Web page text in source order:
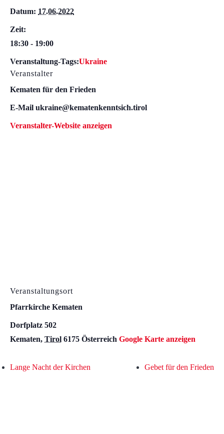
Datum: 17.06.2022
Zeit:
18:30 - 19:00
Veranstaltung-Tags:Ukraine
Veranstalter
Kematen für den Frieden
E-Mail ukraine@kematenkenntsich.tirol
Veranstalter-Website anzeigen
Veranstaltungsort
Pfarrkirche Kematen
Dorfplatz 502
Kematen, Tirol 6175 Österreich Google Karte anzeigen
Lange Nacht der Kirchen Gebet für den Frieden